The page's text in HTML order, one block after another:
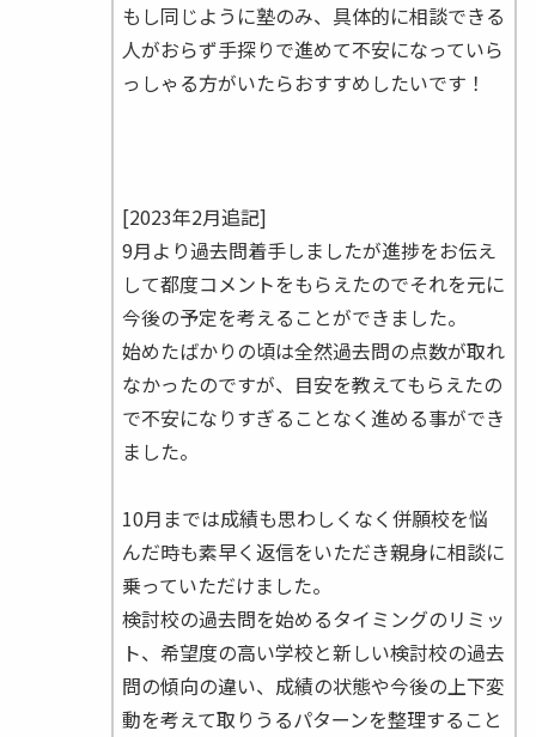
もし同じように塾のみ、具体的に相談できる
人がおらず手探りで進めて不安になっていら
っしゃる方がいたらおすすめしたいです！
[2023年2月追記]
9月より過去問着手しましたが進捗をお伝え
して都度コメントをもらえたのでそれを元に
今後の予定を考えることができました。
始めたばかりの頃は全然過去問の点数が取れ
なかったのですが、目安を教えてもらえたの
で不安になりすぎることなく進める事ができ
ました。
10月までは成績も思わしくなく併願校を悩
んだ時も素早く返信をいただき親身に相談に
乗っていただけました。
検討校の過去問を始めるタイミングのリミッ
ト、希望度の高い学校と新しい検討校の過去
問の傾向の違い、成績の状態や今後の上下変
動を考えて取りうるパターンを整理すること